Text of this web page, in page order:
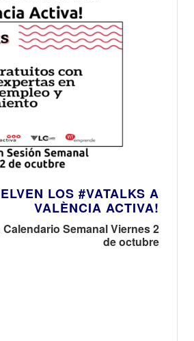
LOS #VATALKS A
VALÈNCIA ACTIVA!
Semanal Viernes 2
de octubre